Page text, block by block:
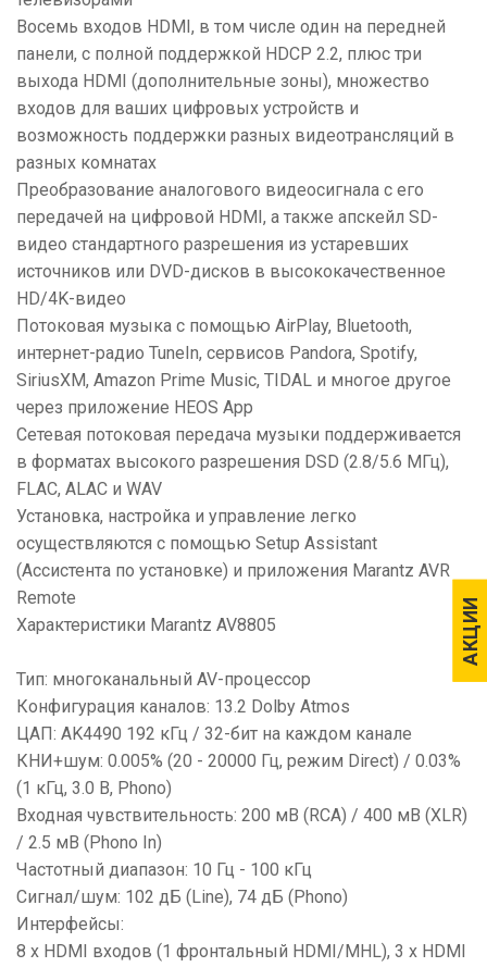
АКЦИИ
АКЦИИ
Восемь входов HDMI, в том числе один на передней
панели, с полной поддержкой HDCP 2.2, плюс три
выхода HDMI (дополнительные зоны), множество
входов для ваших цифровых устройств и
возможность поддержки разных видеотрансляций в
разных комнатах
Преобразование аналогового видеосигнала с его
передачей на цифровой HDMI, а также апскейл SD-
видео стандартного разрешения из устаревших
источников или DVD-дисков в высококачественное
HD/4K-видео
Потоковая музыка с помощью AirPlay, Bluetooth,
интернет-радио TuneIn, сервисов Pandora, Spotify,
SiriusXM, Amazon Prime Music, TIDAL и многое другое
через приложение HEOS App
Сетевая потоковая передача музыки поддерживается
в форматах высокого разрешения DSD (2.8/5.6 МГц),
FLAC, ALAC и WAV
Установка, настройка и управление легко
осуществляются с помощью Setup Assistant
(Ассистента по установке) и приложения Marantz AVR
Remote
Характеристики Marantz AV8805
Тип: многоканальный AV-процессор
Конфигурация каналов: 13.2 Dolby Atmos
ЦАП: AK4490 192 кГц / 32-бит на каждом канале
КНИ+шум: 0.005% (20 - 20000 Гц, режим Direct) / 0.03%
(1 кГц, 3.0 В, Phono)
Входная чувствительность: 200 мВ (RCA) / 400 мВ (XLR)
/ 2.5 мВ (Phono In)
Частотный диапазон: 10 Гц - 100 кГц
Сигнал/шум: 102 дБ (Line), 74 дБ (Phono)
Интерфейсы:
8 х HDMI входов (1 фронтальный HDMI/MHL), 3 х HDMI